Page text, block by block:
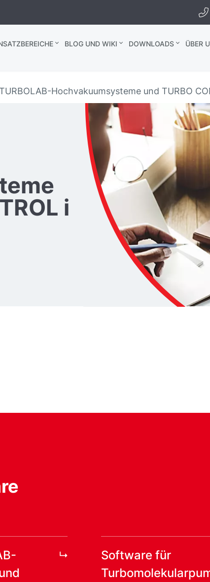
BLOG UND WIKI DOWNLOADS ÜBER
Hochvakuumsysteme und TURBO
i
Software für